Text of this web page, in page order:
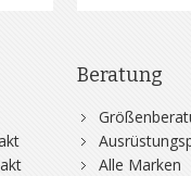
Beratung
Alle Marken